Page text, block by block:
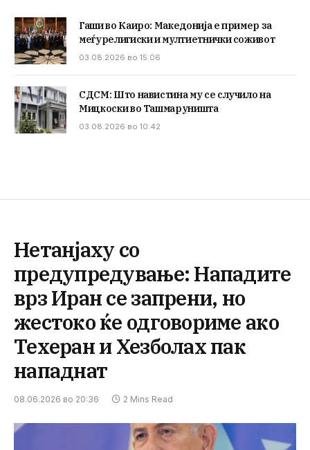
Гаши во Каиро: Македонија е пример за
меѓурелигиски и мултиетнички соживот
03.08.2026 во 15:06
СДСМ: Што навистина му се случило на
Мицкоски во Ташмаруништа
03.08.2026 во 10:42
Нетанјаху со
предупредување: Нападите
врз Иран се запрени, но
жестоко ќе одговориме ако
Техеран и Хезболах пак
нападнат
08.06.2026 во 20:36 2 Mins Read